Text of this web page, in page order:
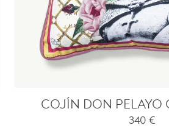
COJÍN DON PELAYO
340€